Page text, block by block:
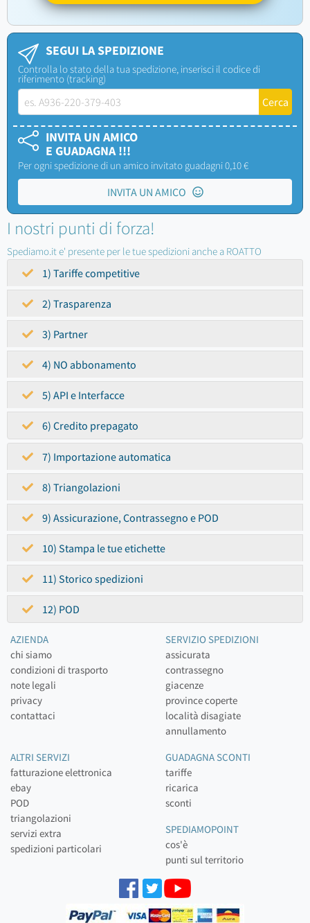
SEGUI LA SPEDIZIONE
Controlla lo stato della tua spedizione, inserisci il codice di
riferimento (tracking)
INVITA UN AMICO
E GUADAGNA !!!
Per ogni spedizione di un amico invitato guadagni 0,10 €
INVITA UN AMICO
I nostri punti di forza!
Spediamo.it e' presente per le tue spedizioni anche a ROATTO
1) Tariffe competitive
2) Trasparenza
3) Partner
4) NO abbonamento
5) API e Interfacce
6) Credito prepagato
7) Importazione automatica
8) Triangolazioni
9) Assicurazione, Contrassegno e POD
10) Stampa le tue etichette
11) Storico spedizioni
12) POD
AZIENDA
chi siamo
condizioni di trasporto
note legali
privacy
contattaci
SERVIZIO SPEDIZIONI
assicurata
contrassegno
giacenze
province coperte
località disagiate
annullamento
ALTRI SERVIZI
fatturazione elettronica
ebay
POD
triangolazioni
servizi extra
spedizioni particolari
GUADAGNA SCONTI
tariffe
ricarica
sconti
SPEDIAMOPOINT
cos'è
punti sul territorio